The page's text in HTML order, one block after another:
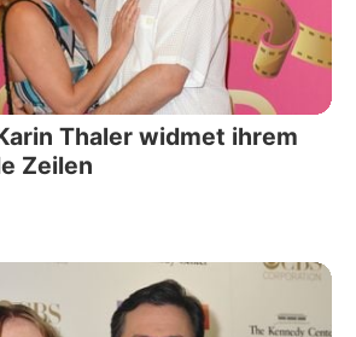
Thaler widmet ihrem
Zeilen